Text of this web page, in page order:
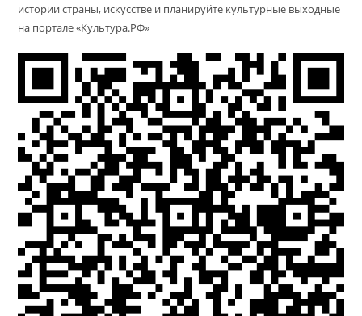
истории страны, искусстве и планируйте культурные выходные
на портале «Культура.РФ»